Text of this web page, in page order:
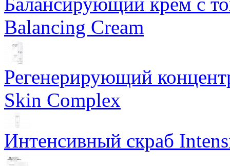
Balancing Cream
Регенерирующий
Skin Complex
Интенсивный скраб